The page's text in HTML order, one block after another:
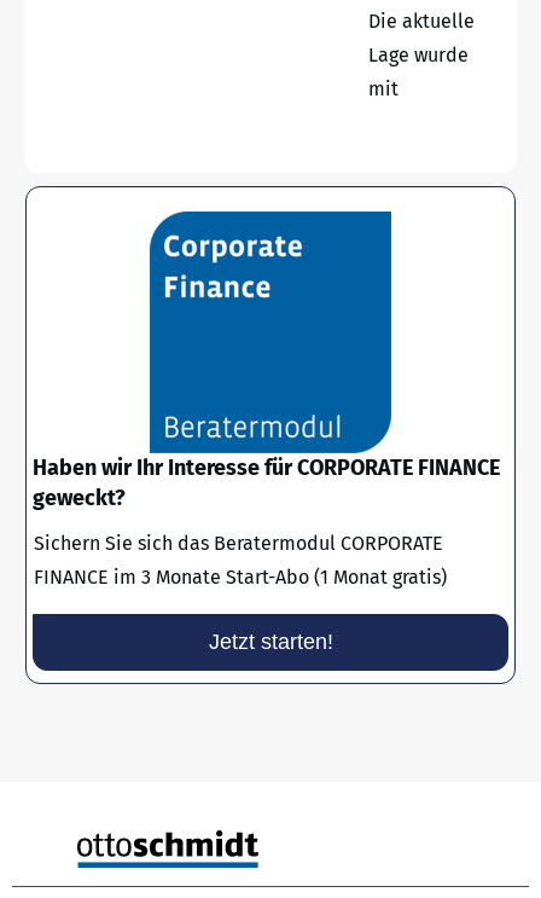
Die aktuelle
Lage wurde
mit
Haben wir Ihr Interesse für CORPORATE FINANCE
geweckt?
Sichern Sie sich das Beratermodul CORPORATE
FINANCE im 3 Monate Start-Abo (1 Monat gratis)
Jetzt starten!